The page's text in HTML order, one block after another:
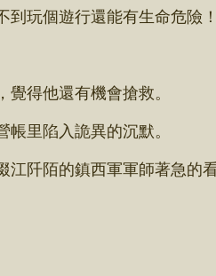
玩個遊行還能有生命危險！
得他還有機會搶救。
里陷入詭異的沉默。
阡陌的鎮西軍軍師著急的看